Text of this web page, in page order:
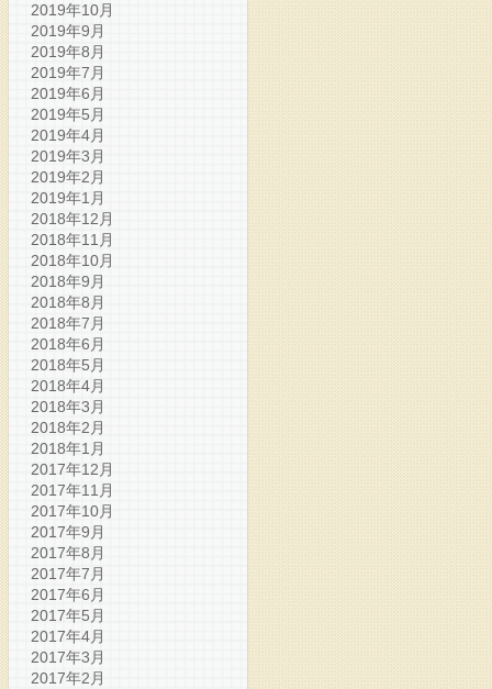
2019年10月
2019年9月
2019年8月
2019年7月
2019年6月
2019年5月
2019年4月
2019年3月
2019年2月
2019年1月
2018年12月
2018年11月
2018年10月
2018年9月
2018年8月
2018年7月
2018年6月
2018年5月
2018年4月
2018年3月
2018年2月
2018年1月
2017年12月
2017年11月
2017年10月
2017年9月
2017年8月
2017年7月
2017年6月
2017年5月
2017年4月
2017年3月
2017年2月